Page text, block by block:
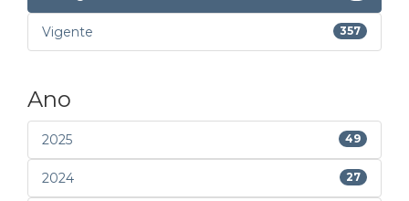
Vigente 357
Ano
2025 49
2024 27